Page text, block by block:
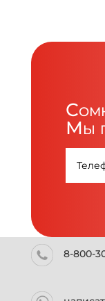
Мы
8-800-